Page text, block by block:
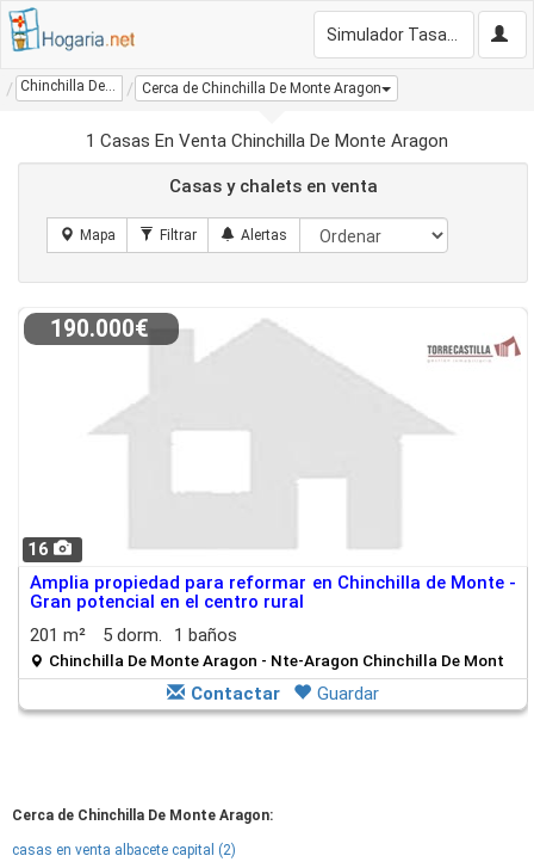
Chinchilla De Monte Aragon Cerca de Chinchilla De Monte Aragon
1 Casas En Venta Chinchilla De Monte Aragon
Casas y chalets en venta
16
190.000€
Amplia propiedad para reformar en Chinchilla de Monte -
Gran potencial en el centro rural
201 m²
5 dorm. 1 baños
Chinchilla De Monte Aragon - Nte-Aragon Chinchilla De Mont
Contactar Guardar
Cerca de Chinchilla De Monte Aragon:
casas en venta albacete capital (2)